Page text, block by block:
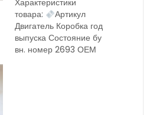
Характеристики
товара:
Артикул
Двигатель Коробка год
выпуска Состояние бу
вн. номер 2693 ОЕМ